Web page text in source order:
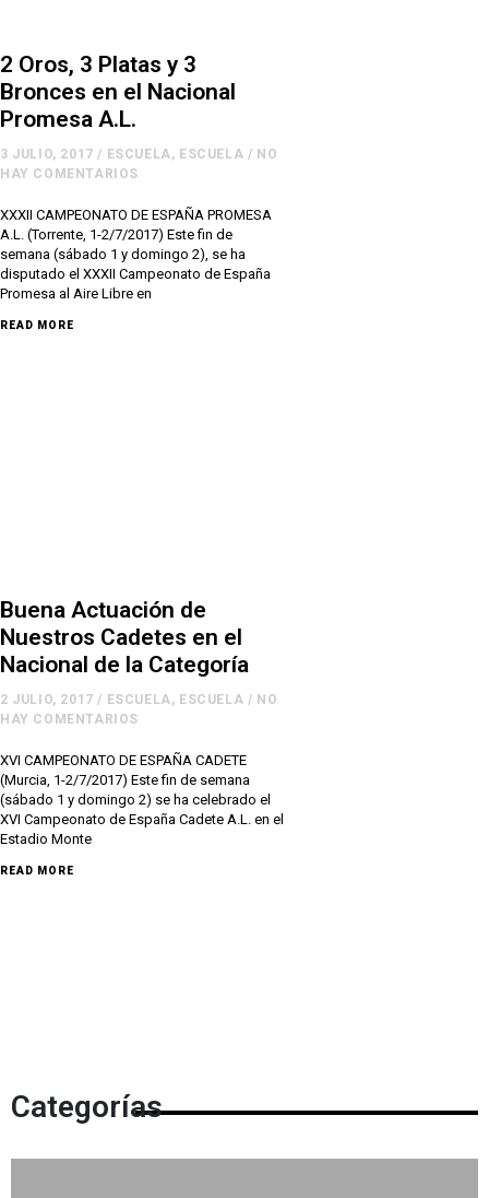
2 Oros, 3 Platas y 3
Bronces en el Nacional
Promesa A.L.
3 JULIO, 2017 / ESCUELA, ESCUELA / NO
HAY COMENTARIOS
XXXII CAMPEONATO DE ESPAÑA PROMESA
A.L. (Torrente, 1-2/7/2017) Este fin de
semana (sábado 1 y domingo 2), se ha
disputado el XXXII Campeonato de España
Promesa al Aire Libre en
READ MORE
Buena Actuación de
Nuestros Cadetes en el
Nacional de la Categoría
2 JULIO, 2017 / ESCUELA, ESCUELA / NO
HAY COMENTARIOS
XVI CAMPEONATO DE ESPAÑA CADETE
(Murcia, 1-2/7/2017) Este fin de semana
(sábado 1 y domingo 2) se ha celebrado el
XVI Campeonato de España Cadete A.L. en el
Estadio Monte
READ MORE
Categorías